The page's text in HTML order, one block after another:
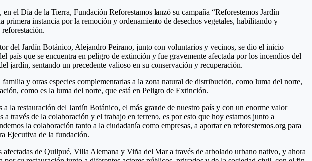
el Día de la Tierra, Fundación Reforestamos lanzó su campaña “Reforestemos Jardín
primera instancia por la remoción y ordenamiento de desechos vegetales, habilitando y
del Jardín Botánico, Alejandro Peirano, junto con voluntarios y vecinos, se dio el inicio
país que se encuentra en peligro de extinción y fue gravemente afectada por los incendios del
jardín, sentando un precedente valioso en su conservación y recuperación.
y otras especies complementarias a la zona natural de distribución, como luma del norte,
como es la luma del norte, que está en Peligro de Extinción.
la restauración del Jardín Botánico, el más grande de nuestro país y con un enorme valor
través de la colaboración y el trabajo en terreno, es por esto que hoy estamos junto a
la colaboración tanto a la ciudadanía como empresas, a aportar en reforestemos.org para
Ejecutiva de la fundación.
de Quilpué, Villa Alemana y Viña del Mar a través de arbolado urbano nativo, y ahora